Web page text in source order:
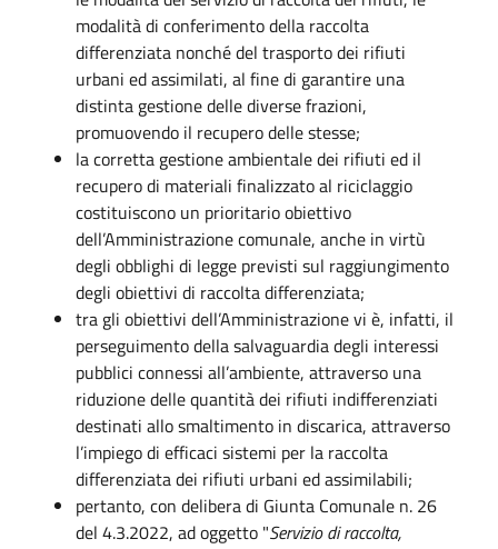
modalità di conferimento della raccolta
differenziata nonché del trasporto dei rifiuti
urbani ed assimilati, al fine di garantire una
distinta gestione delle diverse frazioni,
promuovendo il recupero delle stesse;
la corretta gestione ambientale dei rifiuti ed il
recupero di materiali finalizzato al riciclaggio
costituiscono un prioritario obiettivo
dell’Amministrazione comunale, anche in virtù
degli obblighi di legge previsti sul raggiungimento
degli obiettivi di raccolta differenziata;
tra gli obiettivi dell’Amministrazione vi è, infatti, il
perseguimento della salvaguardia degli interessi
pubblici connessi all’ambiente, attraverso una
riduzione delle quantità dei rifiuti indifferenziati
destinati allo smaltimento in discarica, attraverso
l’impiego di efficaci sistemi per la raccolta
differenziata dei rifiuti urbani ed assimilabili;
pertanto, con delibera di Giunta Comunale n. 26
del 4.3.2022, ad oggetto "Servizio di raccolta,